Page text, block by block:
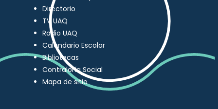
Directorio
TV UAQ
Radio UAQ
Calendario Escolar
Bibliotecas
Contraloría Social
Mapa de sitio